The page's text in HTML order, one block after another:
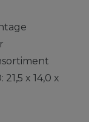
x 14,0 x